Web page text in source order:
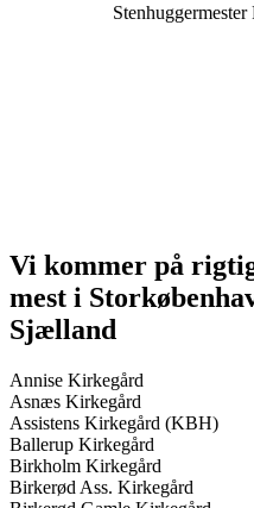
to
main
navigation
Vi kommer på
mest i
Sjælland
Annise Kirkegård
Asnæs Kirkegård
Assistens Kirkegård (KBH)
Ballerup Kirkegård
Birkholm Kirkegård
Birkerød Ass. Kirkegård